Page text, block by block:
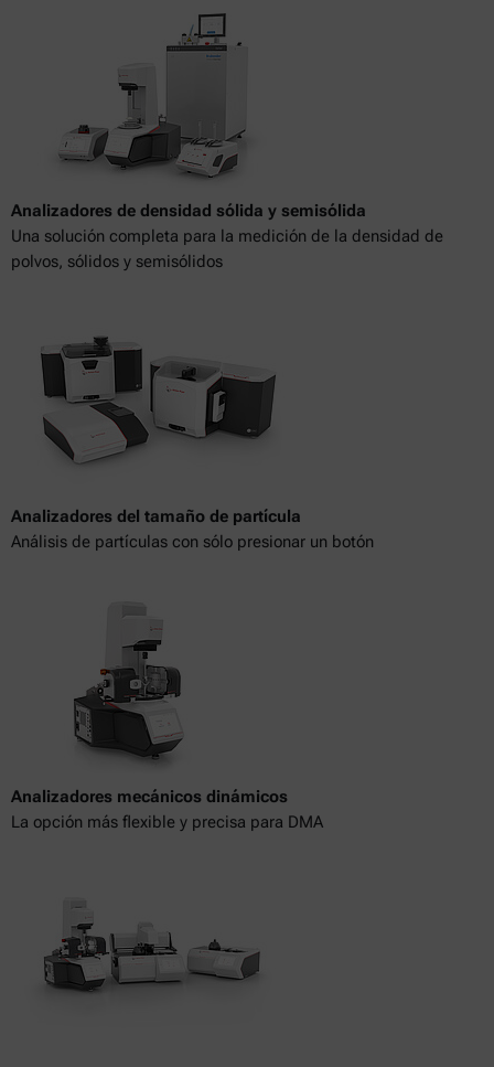
Analizadores de densidad sólida y semisólida
Una solución completa para la medición de la densidad de
polvos, sólidos y semisólidos
Analizadores del tamaño de partícula
Análisis de partículas con sólo presionar un botón
Analizadores mecánicos dinámicos
La opción más flexible y precisa para DMA